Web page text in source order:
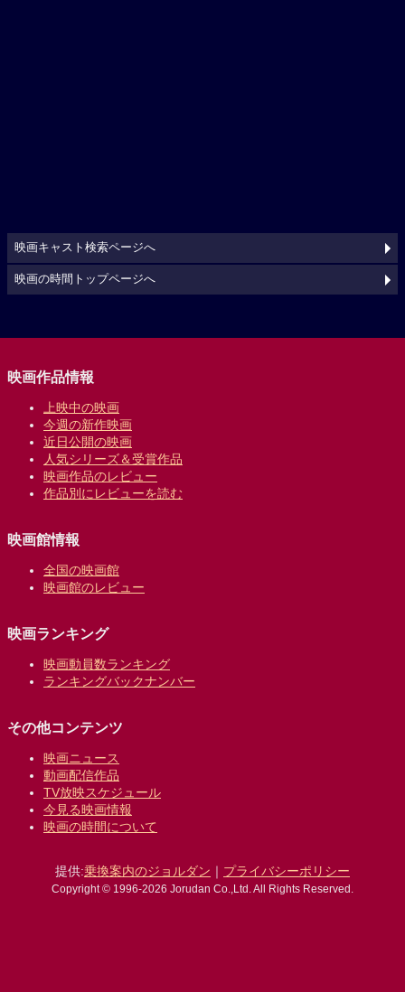
映画キャスト検索ページへ
映画の時間トップページへ
映画作品情報
上映中の映画
今週の新作映画
近日公開の映画
人気シリーズ＆受賞作品
映画作品のレビュー
作品別にレビューを読む
映画館情報
全国の映画館
映画館のレビュー
映画ランキング
映画動員数ランキング
ランキングバックナンバー
その他コンテンツ
映画ニュース
動画配信作品
TV放映スケジュール
今見る映画情報
映画の時間について
提供:乗換案内のジョルダン ｜ プライバシーポリシー
Copyright © 1996-2026 Jorudan Co.,Ltd. All Rights Reserved.